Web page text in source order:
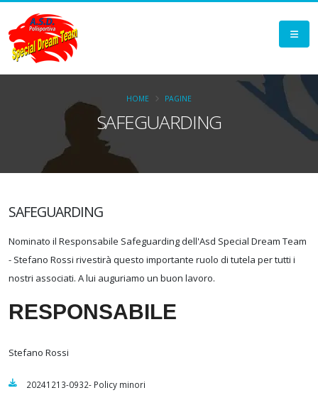
SAFEGUARDING
HOME PAGINE
SAFEGUARDING
Nominato il Responsabile Safeguarding dell'Asd Special Dream Team
- Stefano Rossi rivestirà questo importante ruolo di tutela per tutti i
nostri associati. A lui auguriamo un buon lavoro.
RESPONSABILE
Stefano Rossi
20241213-0932- Policy minori